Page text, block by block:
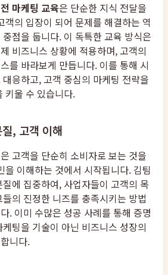
마케팅 교육은 단순한 지식 전달을
객의 입장이 되어 문제를 해결하는 역
점을 둡니다. 이 독특한 교육 방식은
비즈니스 상황에 적용하며, 고객의
를 바라보게 만듭니다. 이를 통해 시
응하고, 고객 중심의 마케팅 전략을
키울 수 있습니다.
, 고객 이해
은 고객을 단순히 소비자로 보는 것을
을 이해하는 것에서 시작됩니다. 김팀
에 집중하여, 사업자들이 고객의 목
의 진정한 니즈를 충족시키는 방법
. 이미 수많은 성공 사례를 통해 증명
팅을 기술이 아닌 비즈니스 성장의
니다.